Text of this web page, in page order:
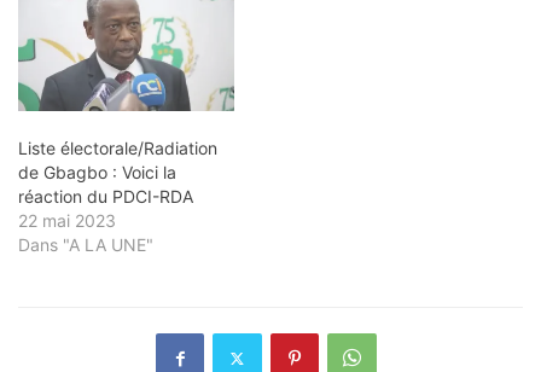
Liste électorale/Radiation
de Gbagbo : Voici la
réaction du PDCI-RDA
22 mai 2023
Dans "A LA UNE"